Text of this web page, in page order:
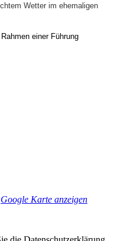
Wetter im ehemaligen
einer Führung
Google Karte anzeigen